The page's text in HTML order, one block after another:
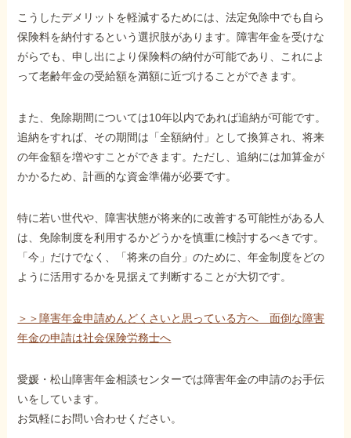
こうしたデメリットを軽減するためには、法定免除中でも自ら
保険料を納付するという選択肢があります。障害年金を受けな
がらでも、申し出により保険料の納付が可能であり、これによ
って老齢年金の受給額を満額に近づけることができます。
また、免除期間については10年以内であれば追納が可能です。
追納をすれば、その期間は「全額納付」として換算され、将来
の年金額を増やすことができます。ただし、追納には加算金が
かかるため、計画的な資金準備が必要です。
特に若い世代や、障害状態が将来的に改善する可能性がある人
は、免除制度を利用するかどうかを慎重に検討するべきです。
「今」だけでなく、「将来の自分」のために、年金制度をどの
ように活用するかを見据えて判断することが大切です。
＞＞障害年金申請めんどくさいと思っている方へ 面倒な障害
年金の申請は社会保険労務士へ
愛媛・松山障害年金相談センターでは障害年金の申請のお手伝
いをしています。
お気軽にお問い合わせください。